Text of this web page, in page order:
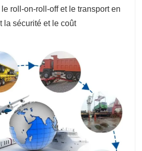
roll-on-roll-off et le transport en
la sécurité et le coût